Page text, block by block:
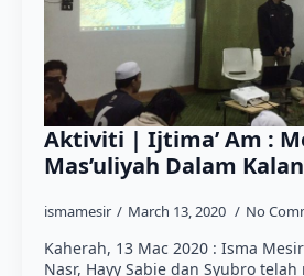
Aktiviti | Ijtima’ Am :
Mas’uliyah Dalam
ismamesir March 13, 2020 No
Kaherah, 13 Mac 2020 : Isma
Nasr, Hayy Sabie dan Syubro